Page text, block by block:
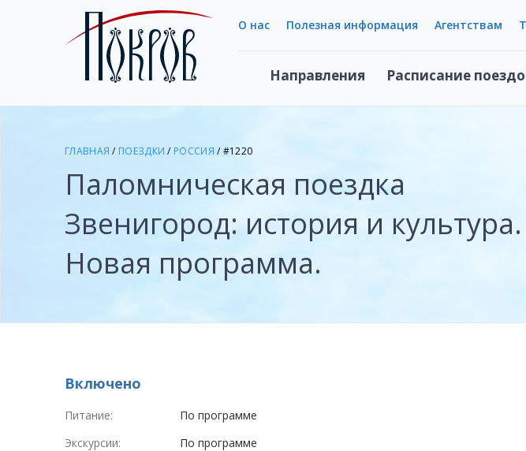
О нас Полезная информация Агентствам
Направления Расписание
ГЛАВНАЯ / ПОЕЗДКИ / РОССИЯ / #1220
Паломническая поездка
Звенигород: история и культура.
Новая программа.
Включено
Питание:
По программе
Экскурсии:
По программе